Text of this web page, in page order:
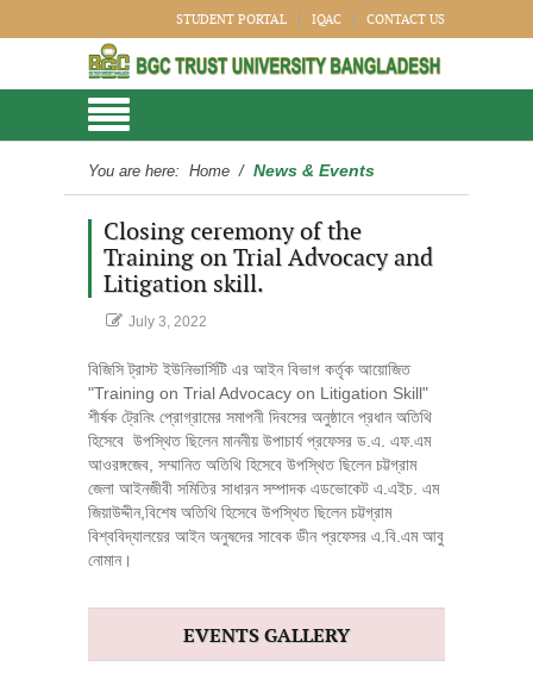
STUDENT PORTAL IQAC CONTACT US
You are here: Home / News & Events
Closing ceremony of the
Training on Trial Advocacy and
Litigation skill.
July 3, 2022
বিজিসি ট্রাস্ট ইউনিভার্সিটি এর আইন বিভাগ কর্তৃক আয়োজিত
"Training on Trial Advocacy on Litigation Skill"
শীর্ষক ট্রেনিং প্রোগ্রামের সমাপনী দিবসের অনুষ্ঠানে প্রধান অতিথি
হিসেবে উপস্থিত ছিলেন মাননীয় উপাচার্য প্রফেসর ড.এ. এফ.এম
আওরঙ্গজেব, সম্মানিত অতিথি হিসেবে উপস্থিত ছিলেন চট্টগ্রাম
জেলা আইনজীবী সমিতির সাধারন সম্পাদক এডভোকেট এ.এইচ. এম
জিয়াউদ্দীন,বিশেষ অতিথি হিসেবে উপস্থিত ছিলেন চট্টগ্রাম
বিশ্ববিদ্যালয়ের আইন অনুষদের সাবেক ডীন প্রফেসর এ.বি.এম আবু
নোমান।
EVENTS GALLERY